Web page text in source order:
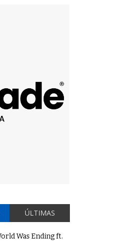
ÚLTIMAS
Was Ending ft.